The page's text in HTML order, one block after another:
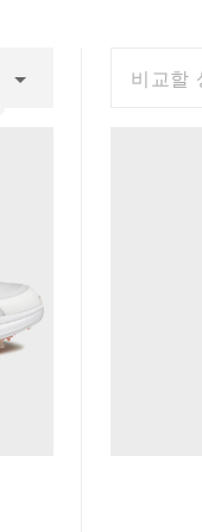
비교할